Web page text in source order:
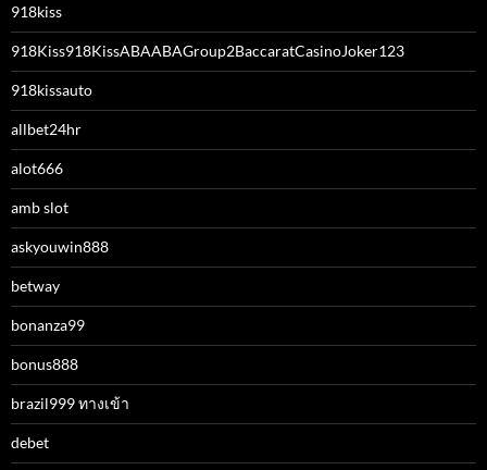
918kiss
918Kiss918KissABAABAGroup2BaccaratCasinoJoker123
918kissauto
allbet24hr
alot666
amb slot
askyouwin888
betway
bonanza99
bonus888
brazil999 ทางเข้า
debet